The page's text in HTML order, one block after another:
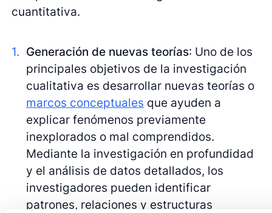
cuantitativa.
Generación de nuevas teorías: Uno de los
principales objetivos de la investigación
cualitativa es desarrollar nuevas teorías o
marcos conceptuales que ayuden a
explicar fenómenos previamente
inexplorados o mal comprendidos.
Mediante la investigación en profundidad
y el análisis de datos detallados, los
investigadores pueden identificar
patrones, relaciones y estructuras